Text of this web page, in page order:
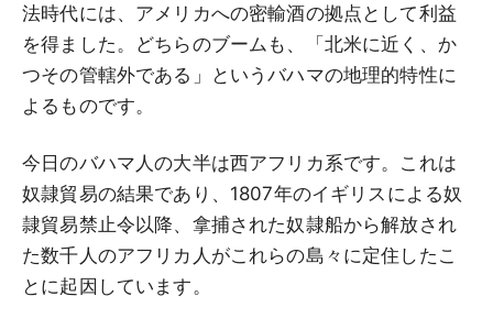
法時代には、アメリカへの密輸酒の拠点として利益
を得ました。どちらのブームも、「北米に近く、か
つその管轄外である」というバハマの地理的特性に
よるものです。
今日のバハマ人の大半は西アフリカ系です。これは
奴隷貿易の結果であり、1807年のイギリスによる奴
隷貿易禁止令以降、拿捕された奴隷船から解放され
た数千人のアフリカ人がこれらの島々に定住したこ
とに起因しています。